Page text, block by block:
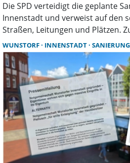
Die SPD verteidigt die geplante
Innenstadt und verweist auf den
Straßen, Leitungen und Plätzen.
unabhängiger Vermittler helfen,
zurückzugewinnen und die
WUNSTORF INNENSTADT SANIERUNG